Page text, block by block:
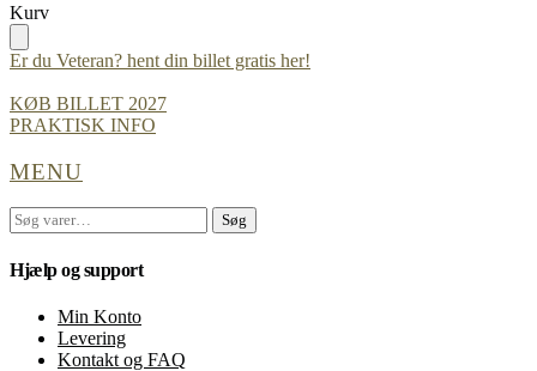
Skip
to
navigation
Skip
to
content
Kurv
Er du Veteran? hent din billet gratis her!
KØB BILLET 2027
PRAKTISK INFO
MENU
Søg
efter:
Søg
Hjælp og support
Min Konto
Levering
Kontakt og FAQ